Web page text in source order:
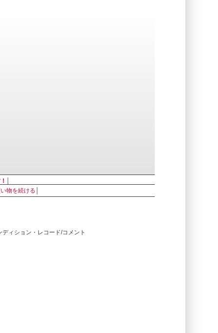
物を続ける
ィション・レコード/コメント